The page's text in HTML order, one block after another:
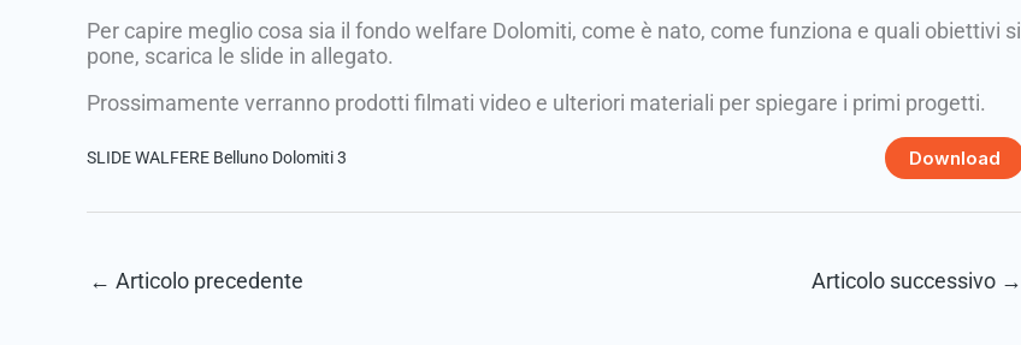
Per capire meglio cosa sia il fondo welfare Dolomiti, come è nato, come funziona e quali obiettivi si
pone, scarica le slide in allegato.
Prossimamente verranno prodotti filmati video e ulteriori materiali per spiegare i primi progetti.
SLIDE WALFERE Belluno Dolomiti 3 Download
← Articolo precedente Articolo successivo →